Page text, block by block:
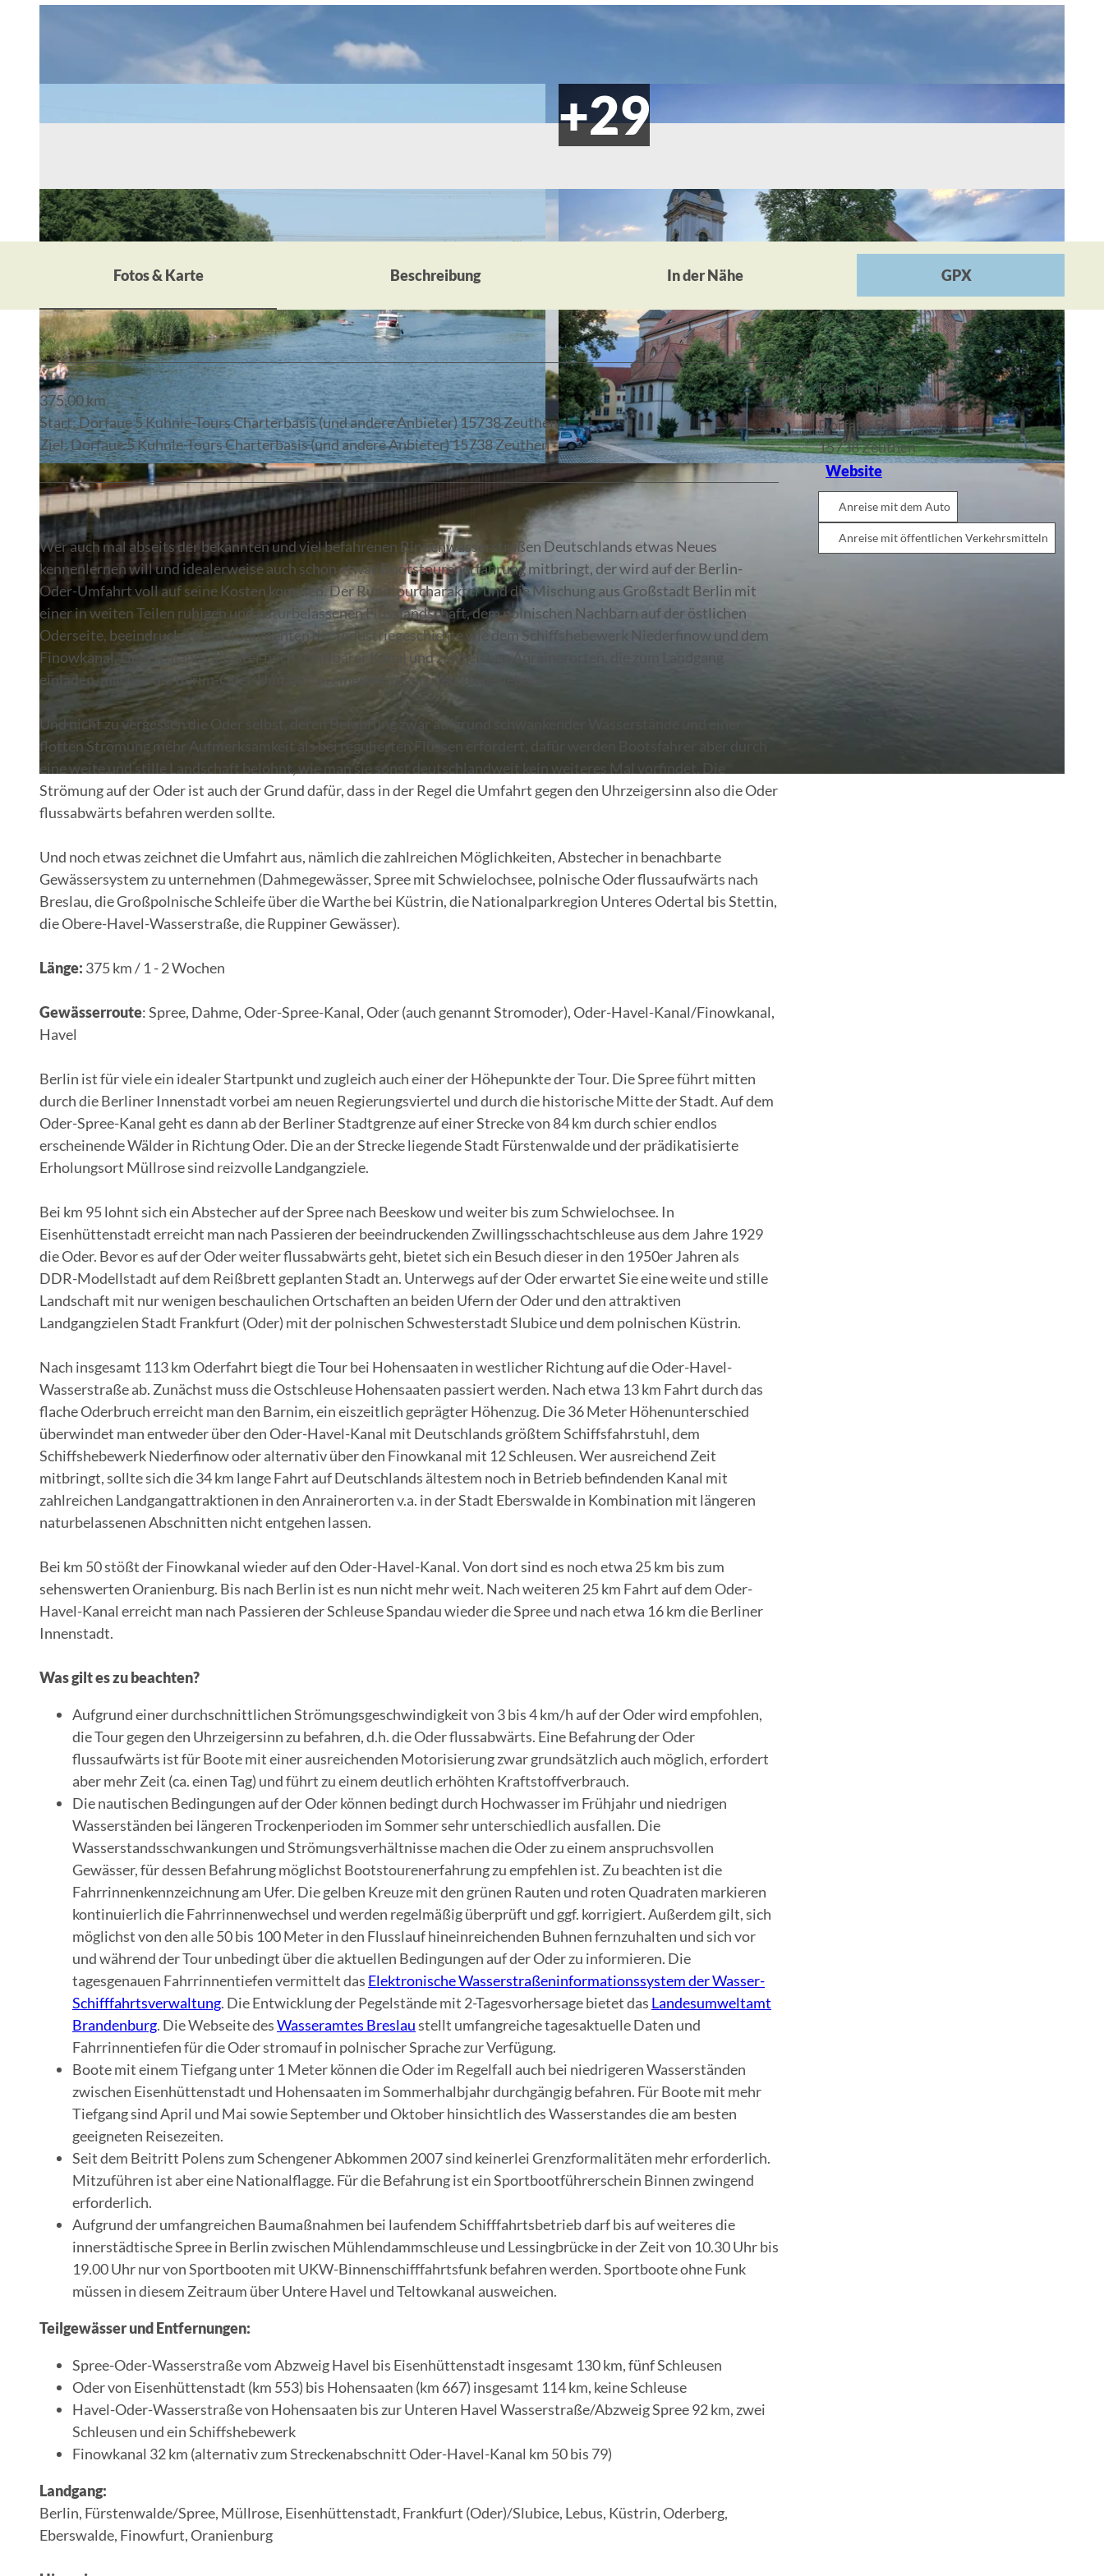
© Steffen Lehmann © Seenland Oder-Spree / Florian Läufer
Fotos & Karte Beschreibung In der Nähe GPX
375,00 km
Start: Dorfaue 5 Kuhnle-Tours Charterbasis (und andere Anbieter) 15738 Zeuthen
Ziel: Dorfaue 5 Kuhnle-Tours Charterbasis (und andere Anbieter) 15738 Zeuthen
Wer auch mal abseits der bekannten und viel befahrenen Binnenwasserstraßen Deutschlands etwas Neues
kennenlernen will und idealerweise auch schon etwas Bootstourenerfahrung mitbringt, der wird auf der Berlin-
Oder-Umfahrt voll auf seine Kosten kommen. Der Rundtourcharakter und die Mischung aus Großstadt Berlin mit
einer in weiten Teilen ruhigen und naturbelassenen Flusslandschaft, dem polnischen Nachbarn auf der östlichen
Oderseite, beeindruckenden Monumenten der Industriegeschichte wie dem Schiffshebewerk Niederfinow und dem
Finowkanal, Deutschlands ältester noch schiffbarer Kanal und zahlreichen Anrainerorten, die zum Landgang
einladen, machen die Berlin-Oder-Umfahrt zu einem einzigartigen Törnerlebnis.
Und nicht zu vergessen die Oder selbst, deren Befahrung zwar aufgrund schwankender Wasserstände und einer
flotten Strömung mehr Aufmerksamkeit als bei regulierten Flüssen erfordert, dafür werden Bootsfahrer aber durch
eine weite und stille Landschaft belohnt, wie man sie sonst deutschlandweit kein weiteres Mal vorfindet. Die
Strömung auf der Oder ist auch der Grund dafür, dass in der Regel die Umfahrt gegen den Uhrzeigersinn also die Oder
flussabwärts befahren werden sollte.
Und noch etwas zeichnet die Umfahrt aus, nämlich die zahlreichen Möglichkeiten, Abstecher in benachbarte
Gewässersystem zu unternehmen (Dahmegewässer, Spree mit Schwielochsee, polnische Oder flussaufwärts nach
Breslau, die Großpolnische Schleife über die Warthe bei Küstrin, die Nationalparkregion Unteres Odertal bis Stettin,
die Obere-Havel-Wasserstraße, die Ruppiner Gewässer).
Länge: 375 km / 1 - 2 Wochen
Gewässerroute: Spree, Dahme, Oder-Spree-Kanal, Oder (auch genannt Stromoder), Oder-Havel-Kanal/Finowkanal,
Havel
Berlin ist für viele ein idealer Startpunkt und zugleich auch einer der Höhepunkte der Tour. Die Spree führt mitten
durch die Berliner Innenstadt vorbei am neuen Regierungsviertel und durch die historische Mitte der Stadt. Auf dem
Oder-Spree-Kanal geht es dann ab der Berliner Stadtgrenze auf einer Strecke von 84 km durch schier endlos
erscheinende Wälder in Richtung Oder. Die an der Strecke liegende Stadt Fürstenwalde und der prädikatisierte
Erholungsort Müllrose sind reizvolle Landgangziele.
Bei km 95 lohnt sich ein Abstecher auf der Spree nach Beeskow und weiter bis zum Schwielochsee. In
Eisenhüttenstadt erreicht man nach Passieren der beeindruckenden Zwillingsschachtschleuse aus dem Jahre 1929
die Oder. Bevor es auf der Oder weiter flussabwärts geht, bietet sich ein Besuch dieser in den 1950er Jahren als
DDR-Modellstadt auf dem Reißbrett geplanten Stadt an. Unterwegs auf der Oder erwartet Sie eine weite und stille
Landschaft mit nur wenigen beschaulichen Ortschaften an beiden Ufern der Oder und den attraktiven
Landgangzielen Stadt Frankfurt (Oder) mit der polnischen Schwesterstadt Slubice und dem polnischen Küstrin.
Nach insgesamt 113 km Oderfahrt biegt die Tour bei Hohensaaten in westlicher Richtung auf die Oder-Havel-
Wasserstraße ab. Zunächst muss die Ostschleuse Hohensaaten passiert werden. Nach etwa 13 km Fahrt durch das
flache Oderbruch erreicht man den Barnim, ein eiszeitlich geprägter Höhenzug. Die 36 Meter Höhenunterschied
überwindet man entweder über den Oder-Havel-Kanal mit Deutschlands größtem Schiffsfahrstuhl, dem
Schiffshebewerk Niederfinow oder alternativ über den Finowkanal mit 12 Schleusen. Wer ausreichend Zeit
mitbringt, sollte sich die 34 km lange Fahrt auf Deutschlands ältestem noch in Betrieb befindenden Kanal mit
zahlreichen Landgangattraktionen in den Anrainerorten v.a. in der Stadt Eberswalde in Kombination mit längeren
naturbelassenen Abschnitten nicht entgehen lassen.
Bei km 50 stößt der Finowkanal wieder auf den Oder-Havel-Kanal. Von dort sind es noch etwa 25 km bis zum
sehenswerten Oranienburg. Bis nach Berlin ist es nun nicht mehr weit. Nach weiteren 25 km Fahrt auf dem Oder-
Havel-Kanal erreicht man nach Passieren der Schleuse Spandau wieder die Spree und nach etwa 16 km die Berliner
Innenstadt.
Was gilt es zu beachten?
Aufgrund einer durchschnittlichen Strömungsgeschwindigkeit von 3 bis 4 km/h auf der Oder wird empfohlen,
die Tour gegen den Uhrzeigersinn zu befahren, d.h. die Oder flussabwärts. Eine Befahrung der Oder
flussaufwärts ist für Boote mit einer ausreichenden Motorisierung zwar grundsätzlich auch möglich, erfordert
aber mehr Zeit (ca. einen Tag) und führt zu einem deutlich erhöhten Kraftstoffverbrauch.
Die nautischen Bedingungen auf der Oder können bedingt durch Hochwasser im Frühjahr und niedrigen
Wasserständen bei längeren Trockenperioden im Sommer sehr unterschiedlich ausfallen. Die
Wasserstandsschwankungen und Strömungsverhältnisse machen die Oder zu einem anspruchsvollen
Gewässer, für dessen Befahrung möglichst Bootstourenerfahrung zu empfehlen ist. Zu beachten ist die
Fahrrinnenkennzeichnung am Ufer. Die gelben Kreuze mit den grünen Rauten und roten Quadraten markieren
kontinuierlich die Fahrrinnenwechsel und werden regelmäßig überprüft und ggf. korrigiert. Außerdem gilt, sich
möglichst von den alle 50 bis 100 Meter in den Flusslauf hineinreichenden Buhnen fernzuhalten und sich vor
und während der Tour unbedingt über die aktuellen Bedingungen auf der Oder zu informieren. Die
tagesgenauen Fahrrinnentiefen vermittelt das Elektronische Wasserstraßeninformationssystem der Wasser-
Schifffahrtsverwaltung. Die Entwicklung der Pegelstände mit 2-Tagesvorhersage bietet das Landesumweltamt
Brandenburg. Die Webseite desWasseramtes Breslaustellt umfangreiche tagesaktuelle Daten und
Fahrrinnentiefen für die Oder stromauf in polnischer Sprache zur Verfügung.
Boote mit einem Tiefgang unter 1 Meter können die Oder im Regelfall auch bei niedrigeren Wasserständen
zwischen Eisenhüttenstadt und Hohensaaten im Sommerhalbjahr durchgängig befahren. Für Boote mit mehr
Tiefgang sind April und Mai sowie September und Oktober hinsichtlich des Wasserstandes die am besten
geeigneten Reisezeiten.
Seit dem Beitritt Polens zum Schengener Abkommen 2007 sind keinerlei Grenzformalitäten mehr erforderlich.
Mitzuführen ist aber eine Nationalflagge. Für die Befahrung ist ein Sportbootführerschein Binnen zwingend
erforderlich.
Aufgrund der umfangreichen Baumaßnahmen bei laufendem Schifffahrtsbetrieb darf bis auf weiteres die
innerstädtische Spree in Berlin zwischen Mühlendammschleuse und Lessingbrücke in der Zeit von 10.30 Uhr bis
19.00 Uhr nur von Sportbooten mit UKW-Binnenschifffahrtsfunk befahren werden. Sportboote ohne Funk
müssen in diesem Zeitraum über Untere Havel und Teltowkanal ausweichen.
Teilgewässer und Entfernungen:
Spree-Oder-Wasserstraße vom Abzweig Havel bis Eisenhüttenstadt insgesamt 130 km, fünf Schleusen
Oder von Eisenhüttenstadt (km 553) bis Hohensaaten (km 667) insgesamt 114 km, keine Schleuse
Havel-Oder-Wasserstraße von Hohensaaten bis zur Unteren Havel Wasserstraße/Abzweig Spree 92 km, zwei
Schleusen und ein Schiffshebewerk
Finowkanal 32 km (alternativ zum Streckenabschnitt Oder-Havel-Kanal km 50 bis 79)
Landgang:
Berlin, Fürstenwalde/Spree, Müllrose, Eisenhüttenstadt, Frankfurt (Oder)/Slubice, Lebus, Küstrin, Oderberg,
Eberswalde, Finowfurt, Oranienburg
Kontaktdaten
Dorfaue 5
15738Zeuthen
Website
Anreise mit dem Auto
Anreise mit öffentlichen Verkehrsmitteln